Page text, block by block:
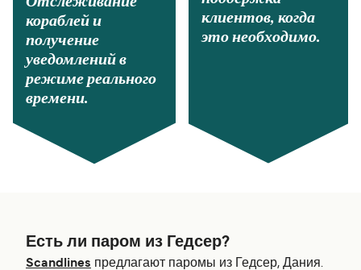
кораблей и
получение
уведомлений в
режиме реального
времени.
клиентов, когда
это необходимо.
Есть ли паром из Гедсер?
Scandlines предлагают паромы из Гедсер, Дания.